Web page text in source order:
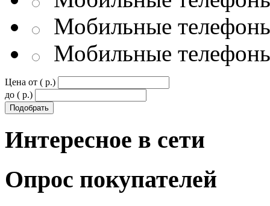
Мобильные
Мобильные
Цена от ( p.)
до ( p.)
Интересное в сети
Опрос покупателей